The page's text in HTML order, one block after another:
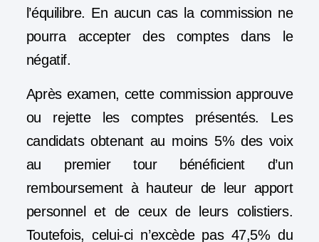
l’équilibre. En aucun cas la commission ne
pourra accepter des comptes dans le
négatif.
Après examen, cette commission approuve
ou rejette les comptes présentés. Les
candidats obtenant au moins 5% des voix
au premier tour bénéficient d’un
remboursement à hauteur de leur apport
personnel et de ceux de leurs colistiers.
Toutefois, celui-ci n’excède pas 47,5% du